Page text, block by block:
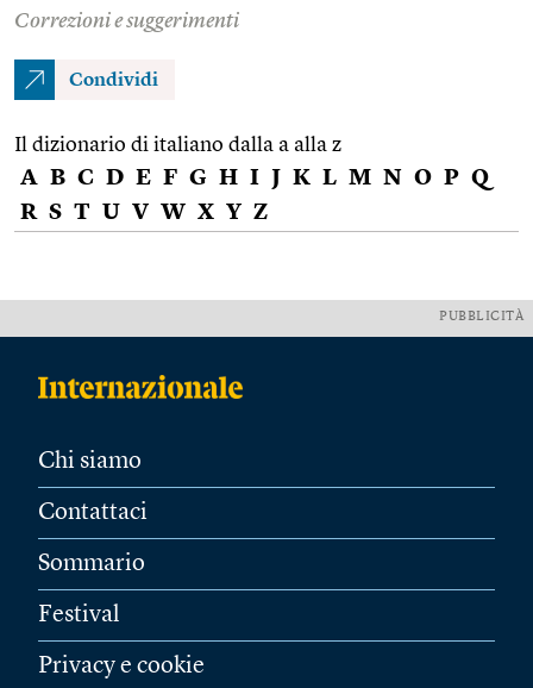
Correzioni e suggerimenti
Condividi
Il dizionario di italiano dalla a alla z
A B C D E F G H I J K L M N O P Q
R S T U V W X Y Z
PUBBLICITÀ
Chi siamo
Contattaci
Sommario
Festival
Privacy e cookie